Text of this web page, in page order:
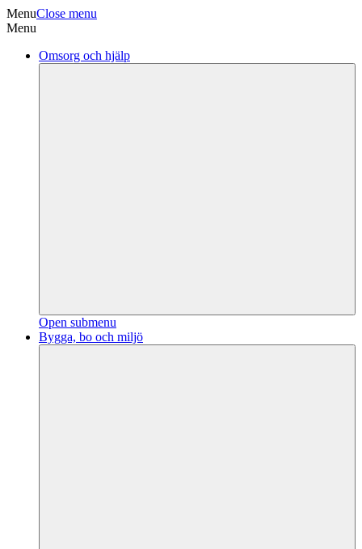
MenuClose menu
Menu
Omsorg och hjälp
Open submenu
Bygga, bo och miljö